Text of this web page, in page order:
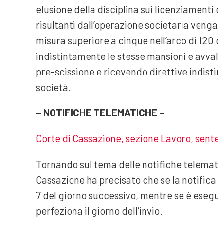
elusione della disciplina sui
risultanti dall’operazione societaria
misura superiore a cinque nell’arco di
indistintamente le stesse mansioni e
pre-scissione e ricevendo direttive
società.
– NOTIFICHE TELEMATICHE –
Corte di Cassazione, sezione Lavoro,
Tornando sul tema delle notifiche
Cassazione ha precisato che se la
7 del giorno successivo, mentre se è
perfeziona il giorno dell’invio.